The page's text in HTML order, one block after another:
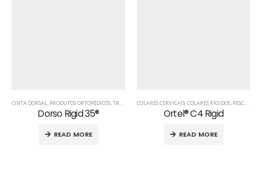
CINTA DORSAL, PRODUTOS ORTOPÉDICOS,TRONCO
Dorso Rigid 35®
READ MORE
COLARES CERVICAIS,COLARES RÍGIDOS, PESCOÇO
Ortel® C4 Rigid
READ MORE